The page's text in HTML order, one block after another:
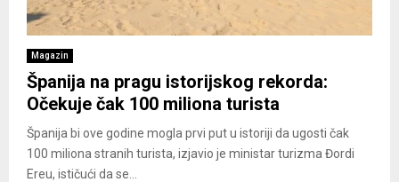
Magazin
Španija na pragu istorijskog rekorda:
Očekuje čak 100 miliona turista
​Španija bi ove godine mogla prvi put u istoriji da ugosti čak
100 miliona stranih turista, izjavio je ministar turizma Đordi
Ereu, ističući da se...